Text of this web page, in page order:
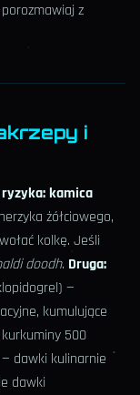
z
i
kamica
żółciowego,
kolkę. Jeśli
doodh. Druga:
—
kumulujące
500
— dawki kulinarnie
dawki